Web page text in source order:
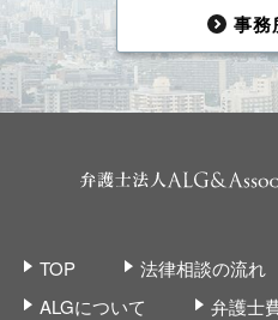
事務
TOP 法律相談の流れ
ALGについて
弁護士